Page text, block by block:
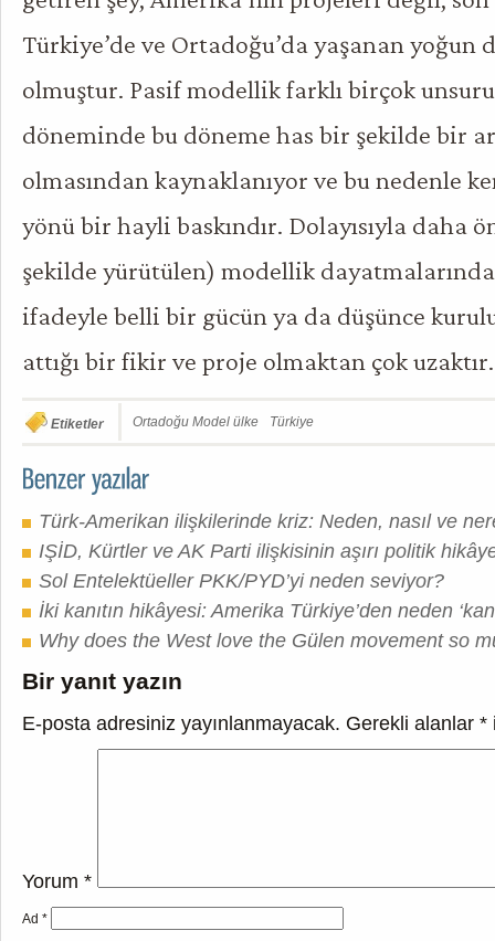
Türkiye’de ve Ortadoğu’da yaşanan yoğun
olmuştur. Pasif modellik farklı birçok
döneminde bu döneme has bir şekilde bir
olmasından kaynaklanıyor ve bu nedenle
yönü bir hayli baskındır. Dolayısıyla daha
şekilde yürütülen) modellik
ifadeyle belli bir gücün ya da düşünce
attığı bir fikir ve proje olmaktan çok uzaktır.
Etiketler Ortadoğu Model ülke Türkiye
Türk-Amerikan ilişkilerinde kriz: Neden, nasıl ve
IŞİD, Kürtler ve AK Parti ilişkisinin aşırı politik
Sol Entelektüeller PKK/PYD’yi neden seviyor?
İki kanıtın hikâyesi: Amerika Türkiye’den neden
Why does the West love the Gülen movement so
Bir yanıt yazın
E-posta adresiniz yayınlanmayacak. Gerekli alanlar *
Yorum *
Ad *